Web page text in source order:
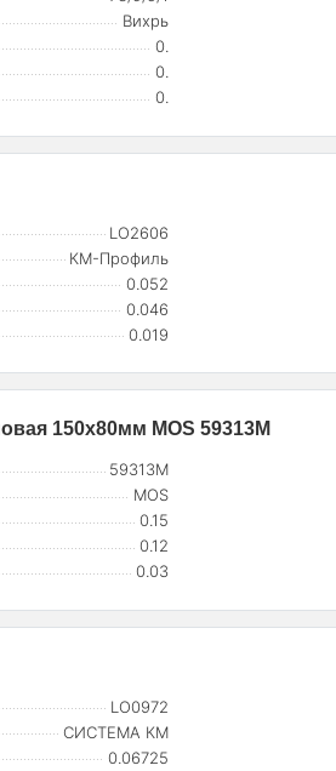
Вихрь
0.
0.
0.
LO2606
КМ-Профиль
0.052
0.046
0.019
150х80мм MOS 59313М
59313М
MOS
0.15
0.12
0.03
LO0972
СИСТЕМА КМ
0.06725